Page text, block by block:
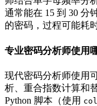
通常能在 15 到 30 分
的密码，过程可能耗
专业密码分析师使用
现代密码分析师使用
析、重合指数计算和
Python 脚本（使用